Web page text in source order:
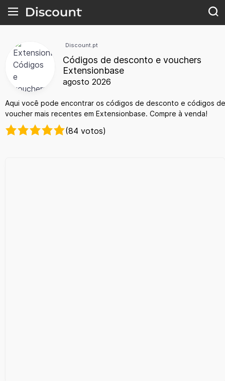
Discount.pt
Códigos de desconto e vouchers
Extensionbase
agosto 2026
Aqui você pode encontrar os códigos de desconto e códigos de
voucher mais recentes em Extensionbase. Compre à venda!
(84 votos)